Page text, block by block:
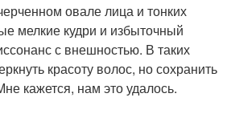
овале лица и тонких
мелкие кудри и избыточный
с внешностью. В таких
красоту волос, но сохранить
кажется, нам это удалось.